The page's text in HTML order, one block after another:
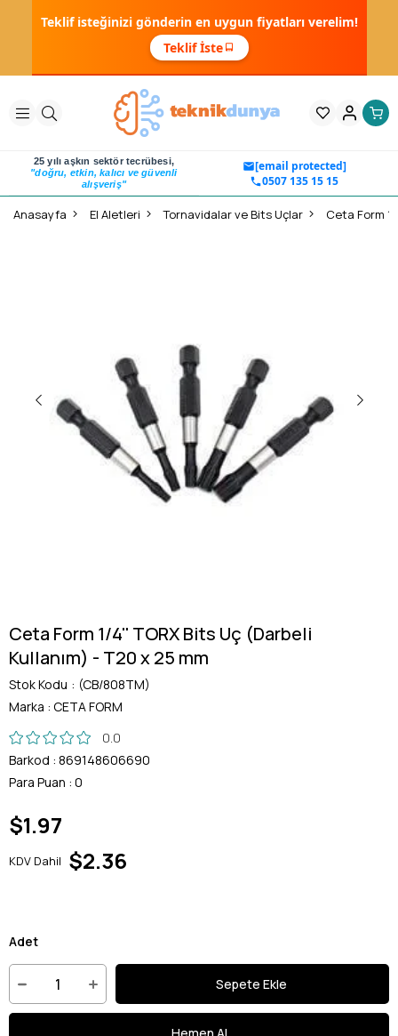
Teklif isteğinizi gönderin en uygun fiyatları verelim!
Teklif İste
25 yılı aşkın sektör tecrübesi,
"doğru, etkin, kalıcı ve güvenli
alışveriş"
[email protected]
0507 135 15 15
Anasayfa El Aletleri Tornavidalar ve Bits Uçlar
Ceta Form 1/4'' TORX Bits Uç (Darbeli
Kullanım) - T20 x 25 mm
Stok Kodu
(CB/808TM)
Marka : CETA FORM
0.0
Barkod : 869148606690
Para Puan : 0
$1.97
KDV Dahil $2.36
Adet